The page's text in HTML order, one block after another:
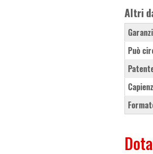
Altri
Può